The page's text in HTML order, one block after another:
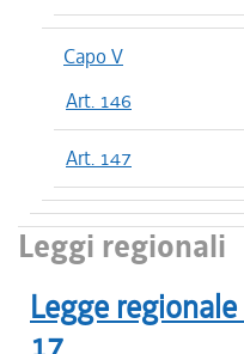
Capo V
Art. 146
Art. 147
Leggi regionali
Legge regionale